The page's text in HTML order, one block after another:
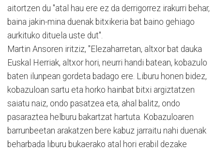
aitortzen du "atal hau ere ez da derrigorrez irakurri behar,
baina jakin-mina duenak bitxikeria bat baino gehiago
aurkituko dituela uste dut".
Martin Ansoren iritziz, "Elezaharretan, altxor bat dauka
Euskal Herriak, altxor hori, neurri handi batean, kobazulo
baten ilunpean gordeta badago ere. Liburu honen bidez,
kobazuloan sartu eta horko hainbat bitxi argiztatzen
saiatu naiz, ondo pasatzea eta, ahal balitz, ondo
pasaraztea helburu bakartzat hartuta. Kobazuloaren
barrunbeetan arakatzen bere kabuz jarraitu nahi duenak
beharbada liburu bukaerako atal hori erabil dezake